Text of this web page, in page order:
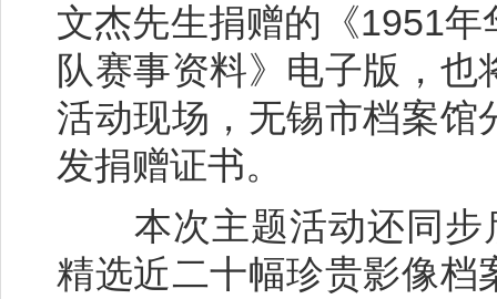
文杰先生捐赠的《1951
队赛事资料》电子版，
活动现场，无锡市档案馆
发捐赠证书。
本次主题活动还同步
精选近二十幅珍贵影像档